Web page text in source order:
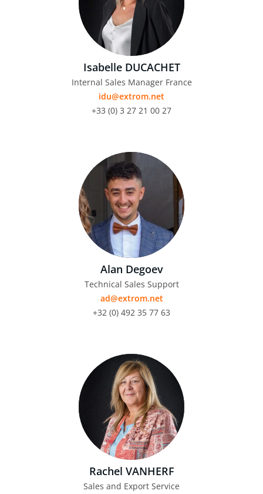
Isabelle DUCACHET
Internal Sales Manager France
idu@extrom.net
+33 (0) 3 27 21 00 27
Alan Degoev
Technical Sales Support
ad@extrom.net
+32 (0) 492 35 77 63
Rachel VANHERF
Sales and Export Service